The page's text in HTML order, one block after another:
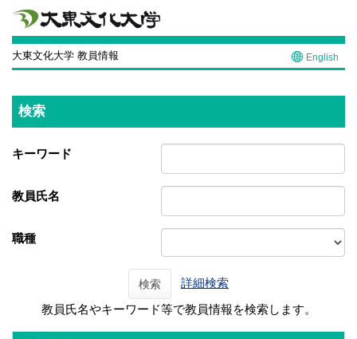
大東文化大学 教員情報 English
検索
キーワード
教員氏名
職種
検索
詳細検索
教員氏名やキーワード等で教員情報を検索します。